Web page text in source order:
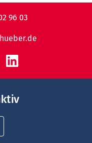
96 03